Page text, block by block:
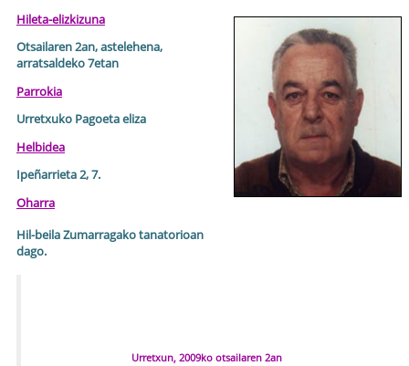
Hileta-elizkizuna
Otsailaren 2an, astelehena,
arratsaldeko 7etan
Parrokia
Urretxuko Pagoeta eliza
Helbidea
Ipeñarrieta 2, 7.
Oharra
Hil-beila Zumarragako tanatorioan
dago.
Urretxun, 2009ko otsailaren 2an